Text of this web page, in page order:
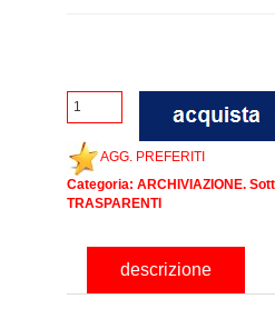
AGG. PREFERITI
Categoria: ARCHIVIAZIONE.
TRASPARENTI
descrizione